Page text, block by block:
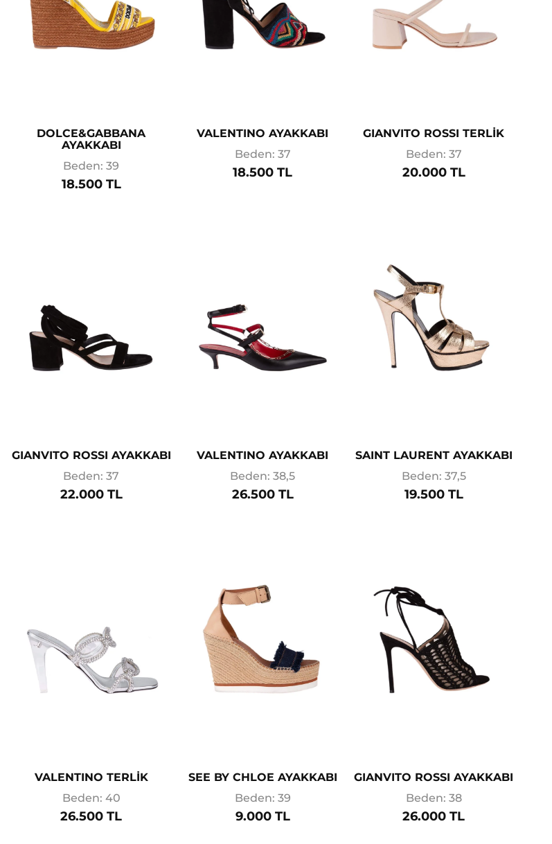
DOLCE&GABBANA
AYAKKABI
Beden: 39
18.500 TL
VALENTINO AYAKKABI
Beden: 37
18.500 TL
GIANVITO ROSSI TERLİK
Beden: 37
20.000 TL
GIANVITO ROSSI AYAKKABI
Beden: 37
22.000 TL
VALENTINO AYAKKABI
Beden: 38,5
26.500 TL
SAINT LAURENT AYAKKABI
Beden: 37,5
19.500 TL
VALENTINO TERLİK
Beden: 40
26.500 TL
SEE BY CHLOE AYAKKABI
Beden: 39
9.000 TL
GIANVITO ROSSI AYAKKABI
Beden: 38
26.000 TL